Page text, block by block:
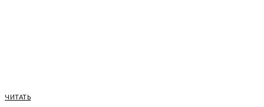
ЧИТАТЬ